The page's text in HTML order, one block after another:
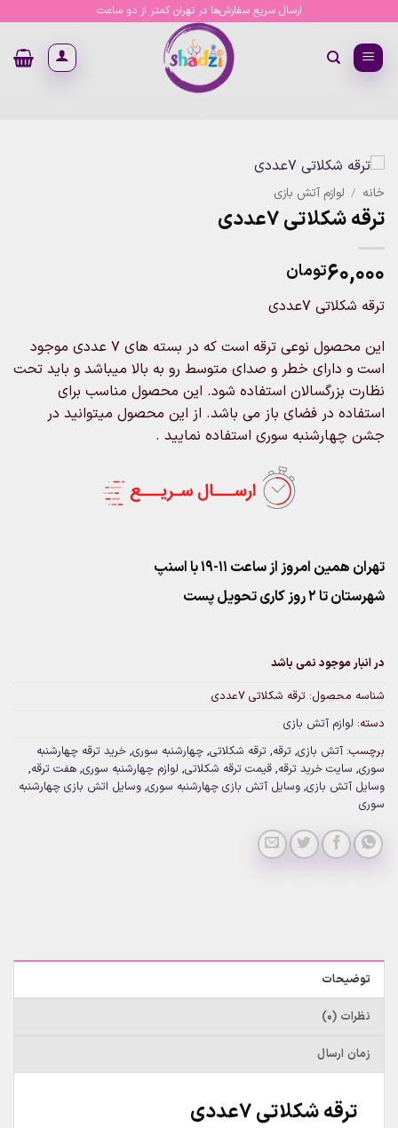
content
ارسال سریع سفارش‌ها در تهران کمتر از دو ساعت
خانه / لوازم آتش بازی
ترقه شکلاتی 7عددی
۶۰,۰۰۰تومان
ترقه شکلاتی 7عددی
این محصول نوعی ترقه است که در بسته های 7 عددی موجود
است و دارای خطر و صدای متوسط رو به بالا میباشد و باید تحت
نظارت بزرگسالان استفاده شود. این محصول مناسب برای
استفاده در فضای باز می باشد. از این محصول میتوانید در
جشن چهارشنبه سوری استفاده نمایید .
تهران همین امروز از ساعت ۱۱-۱۹ با اسنپ
شهرستان تا 2 روز کاری تحویل پست
در انبار موجود نمی باشد
شناسه محصول: ترقه شکلاتی 7عددی
دسته: لوازم آتش بازی
برچسب: آتش بازی, ترقه, ترقه شکلاتی, چهارشنبه سوری, خرید ترقه چهارشنبه
سوری, سایت خرید ترقه, قیمت ترقه شکلاتی, لوازم چهارشنبه سوری, هفت ترقه,
وسایل آتش بازی, وسایل آتش بازی چهارشنبه سوری, وسایل اتش بازی چهارشنبه
سوری
توضیحات
نظرات (0)
زمان ارسال
ترقه شکلاتی 7عددی